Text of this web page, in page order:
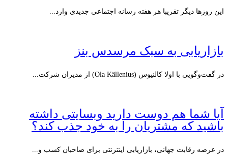
این روزها دیگر تقریبا هر هفته رسانه اجتماعی جدیدی وارد...
بازاریابی به سبک مرسدس بنز
در گفت‌وگویی با اولا کالنیوس (Ola Källenius) از مدیران شرکت...
آیا شما هم دوست دارید وبسایتی داشته
باشید که مشتریان را به خود جذب کند؟
در عرصه رقابت جهانی، بازاریابی اینترنتی برای صاحبان کسب و...